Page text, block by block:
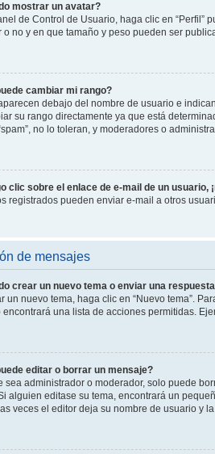
mostrar un avatar?
de Control de Usuario, haga clic en
o no y en que tamaño y peso pueden ser
cambiar mi rango?
debajo del nombre de usuario e
su rango directamente ya que está
no lo toleran, y moderadores o
clic sobre el enlace de e-mail de un usuario,
registrados pueden enviar e-mail a otros
de mensajes
crear un nuevo tema o enviar una
un nuevo tema, haga clic en “Nuevo tema”.
encontrará una lista de acciones permitidas.
editar o borrar un mensaje?
sea administrador o moderador, solo puede
alguien editase su tema, encontrará un
veces el editor deja su nombre de usuario y